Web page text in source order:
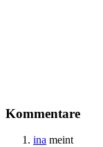
Kommentare
ina meint